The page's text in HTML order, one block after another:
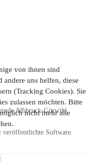
Albbruck-Görwihl.
veröffentlichte Software.
von ihnen sind
andere uns helfen, diese
(Tracking Cookies). Sie
zulassen möchten. Bitte
nicht mehr alle